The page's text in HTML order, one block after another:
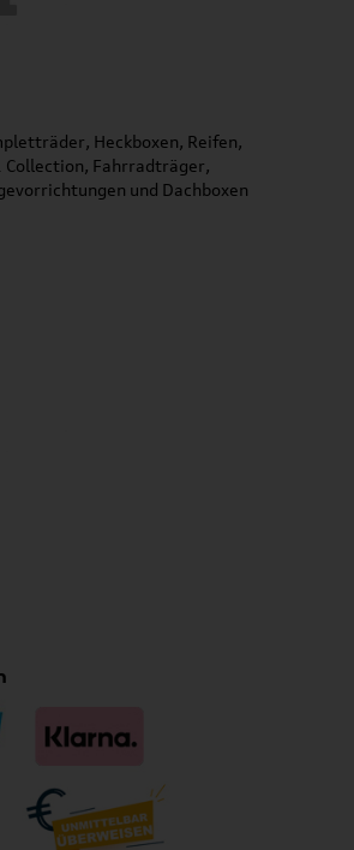
Heckboxen, Reifen,
Collection, Fahrradträger,
und Dachboxen